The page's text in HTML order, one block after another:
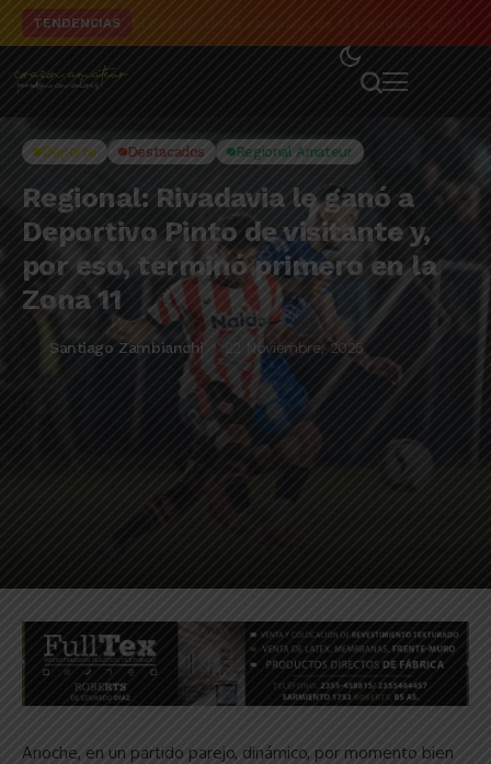
TENDENCIAS
Deporte Destacados Regional Amateur
Regional: Rivadavia le ganó a
Deportivo Pinto de visitante y,
por eso, terminó primero en la
Zona 11
Santiago Zambianchi 22 Noviembre, 2025
Anoche, en un partido parejo, dinámico, por momento bien